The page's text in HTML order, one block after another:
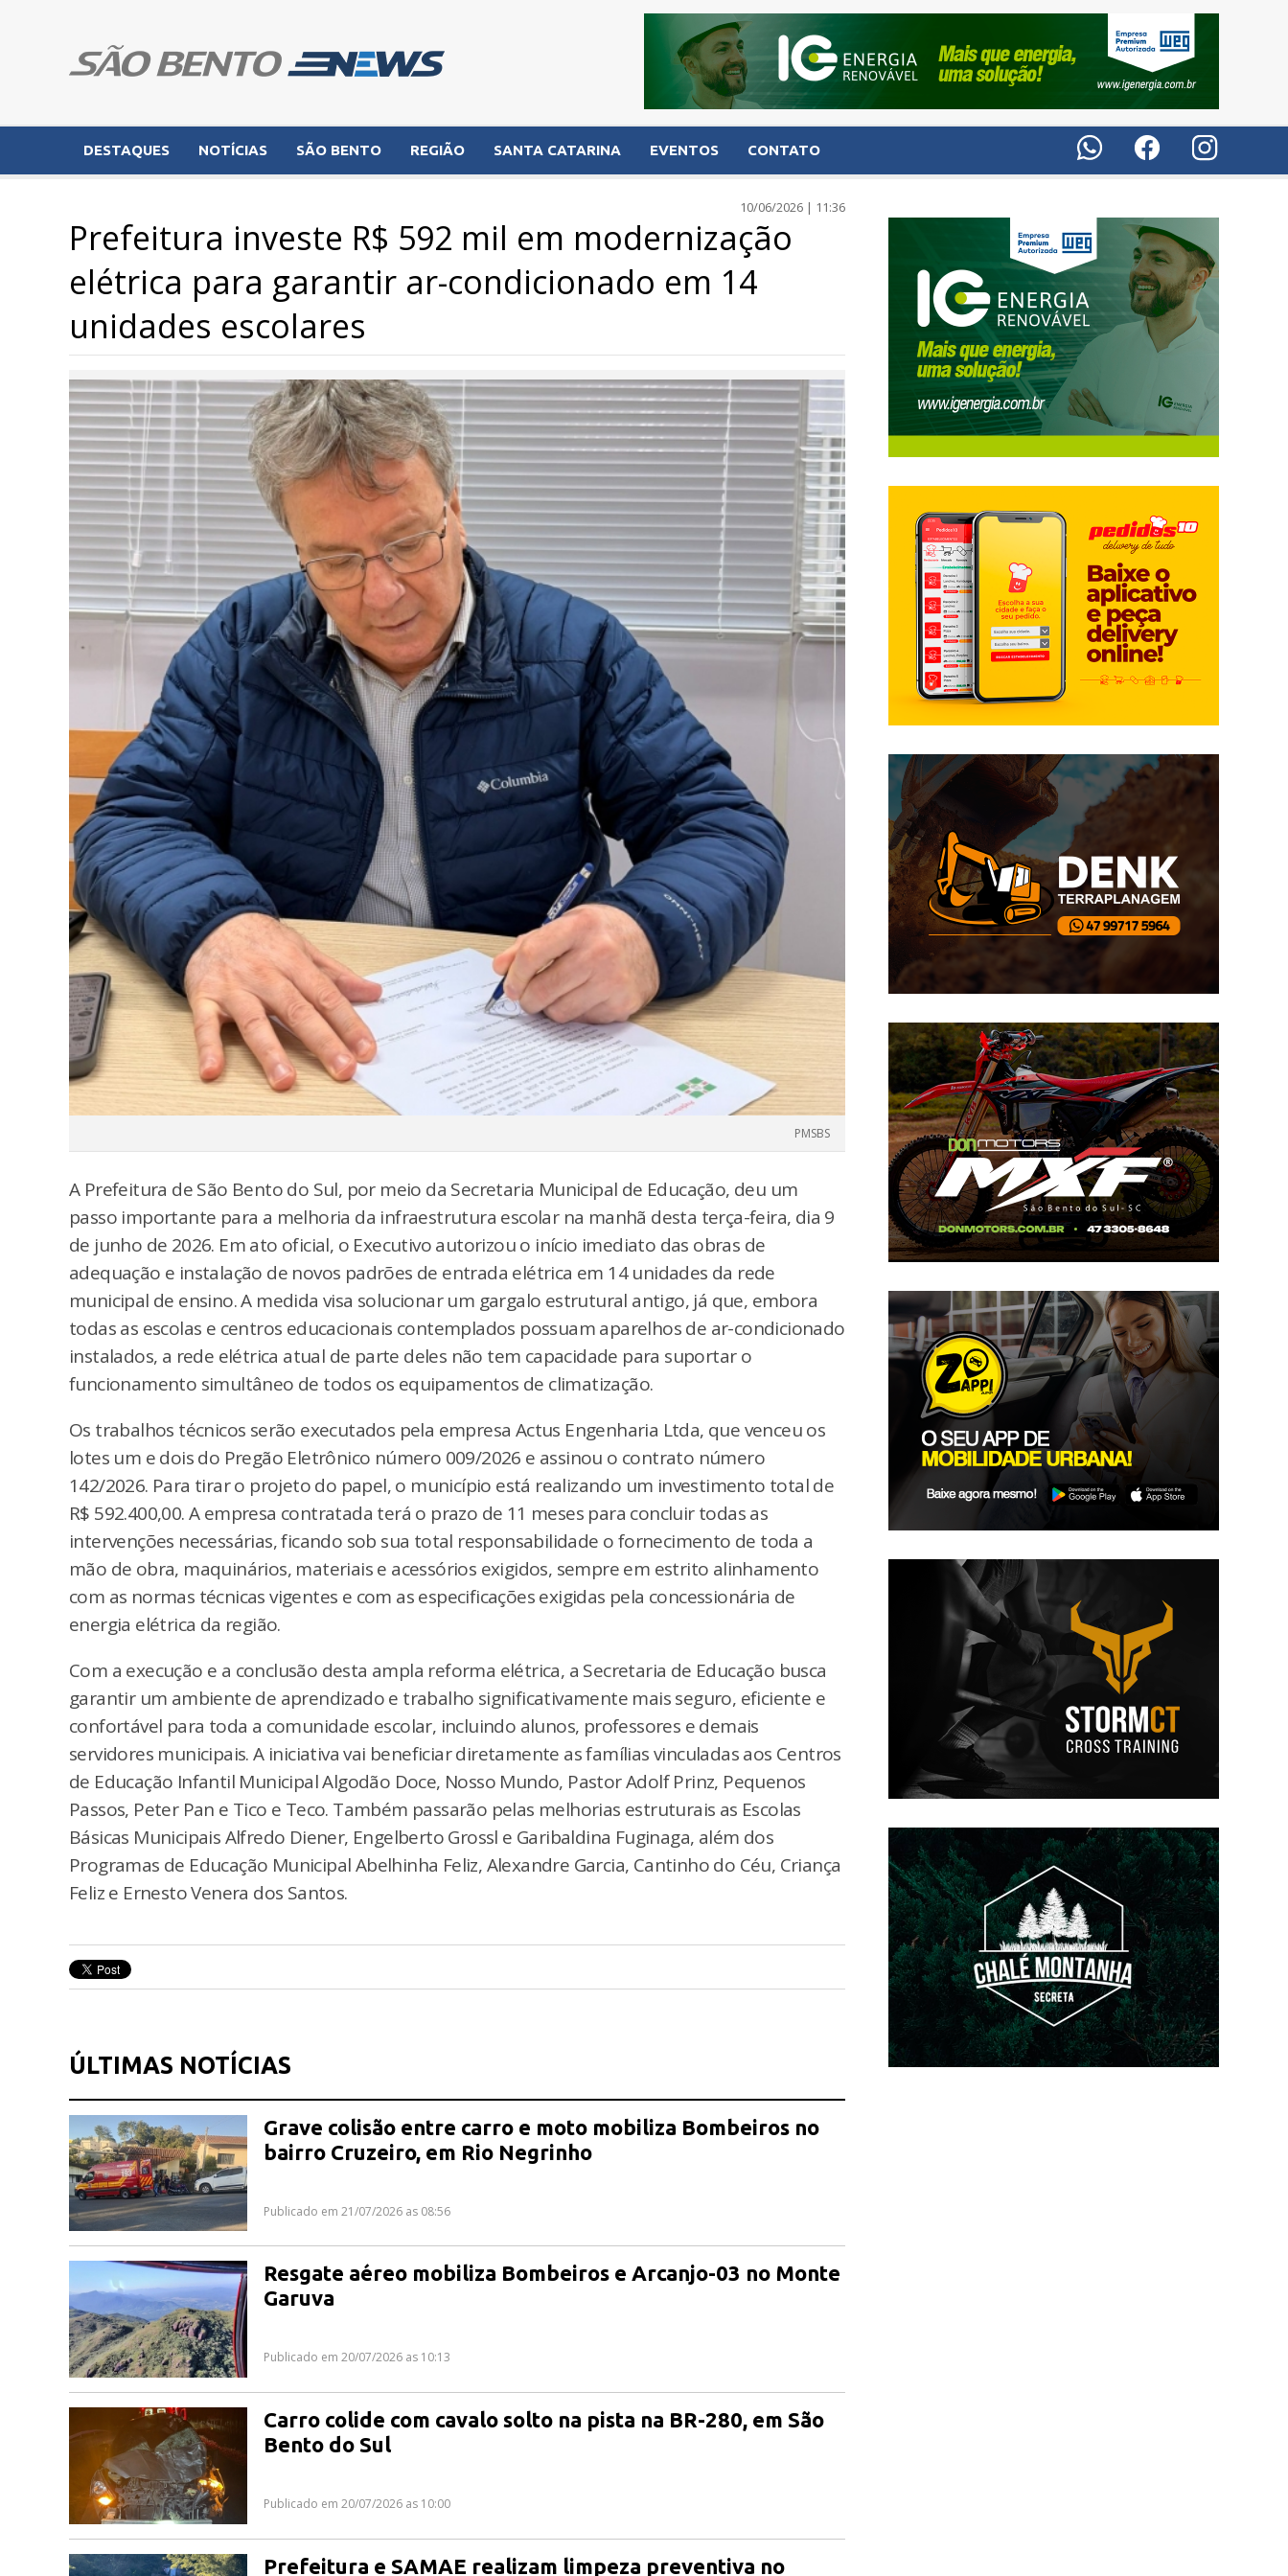
DESTAQUES NOTÍCIAS SÃO BENTO REGIÃO SANTA CATARINA EVENTOS CONTATO
10/06/2026 | 11:36
Prefeitura investe R$ 592 mil em modernização
elétrica para garantir ar-condicionado em 14
unidades escolares
PMSBS
A Prefeitura de São Bento do Sul, por meio da Secretaria Municipal de Educação, deu um
passo importante para a melhoria da infraestrutura escolar na manhã desta terça-feira, dia 9
de junho de 2026. Em ato oficial, o Executivo autorizou o início imediato das obras de
adequação e instalação de novos padrões de entrada elétrica em 14 unidades da rede
municipal de ensino. A medida visa solucionar um gargalo estrutural antigo, já que, embora
todas as escolas e centros educacionais contemplados possuam aparelhos de ar-condicionado
instalados, a rede elétrica atual de parte deles não tem capacidade para suportar o
funcionamento simultâneo de todos os equipamentos de climatização.
Os trabalhos técnicos serão executados pela empresa Actus Engenharia Ltda, que venceu os
lotes um e dois do Pregão Eletrônico número 009/2026 e assinou o contrato número
142/2026. Para tirar o projeto do papel, o município está realizando um investimento total de
R$ 592.400,00. A empresa contratada terá o prazo de 11 meses para concluir todas as
intervenções necessárias, ficando sob sua total responsabilidade o fornecimento de toda a
mão de obra, maquinários, materiais e acessórios exigidos, sempre em estrito alinhamento
com as normas técnicas vigentes e com as especificações exigidas pela concessionária de
energia elétrica da região.
Com a execução e a conclusão desta ampla reforma elétrica, a Secretaria de Educação busca
garantir um ambiente de aprendizado e trabalho significativamente mais seguro, eficiente e
confortável para toda a comunidade escolar, incluindo alunos, professores e demais
servidores municipais. A iniciativa vai beneficiar diretamente as famílias vinculadas aos Centros
de Educação Infantil Municipal Algodão Doce, Nosso Mundo, Pastor Adolf Prinz, Pequenos
Passos, Peter Pan e Tico e Teco. Também passarão pelas melhorias estruturais as Escolas
Básicas Municipais Alfredo Diener, Engelberto Grossl e Garibaldina Fuginaga, além dos
Programas de Educação Municipal Abelhinha Feliz, Alexandre Garcia, Cantinho do Céu, Criança
Feliz e Ernesto Venera dos Santos.
ÚLTIMAS NOTÍCIAS
Grave colisão entre carro e moto mobiliza Bombeiros no
bairro Cruzeiro, em Rio Negrinho
Publicado em 21/07/2026 as 08:56
Resgate aéreo mobiliza Bombeiros e Arcanjo-03 no Monte
Garuva
Publicado em 20/07/2026 as 10:13
Carro colide com cavalo solto na pista na BR-280, em São
Bento do Sul
Publicado em 20/07/2026 as 10:00
Prefeitura e SAMAE realizam limpeza preventiva no